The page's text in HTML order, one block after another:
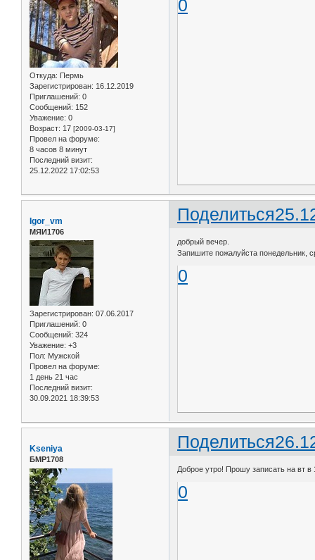
Откуда: Пермь
Зарегистрирован: 16.12.2019
Приглашений: 0
Сообщений: 152
Уважение: 0
Возраст: 17 [2009-03-17]
Провел на форуме:
8 часов 8 минут
Последний визит:
25.12.2022 17:02:53
0
Поделиться
Igor_vm
МЯИ1706
Зарегистрирован: 07.06.2017
Приглашений: 0
Сообщений: 324
Уважение: +3
Пол: Мужской
Провел на форуме:
1 день 21 час
Последний визит:
30.09.2021 18:39:53
добрый вечер.
Запишите пожалуйста понедельник,
0
Поделиться
Kseniya
БМР1708
Доброе утро! Прошу записать на вт
0